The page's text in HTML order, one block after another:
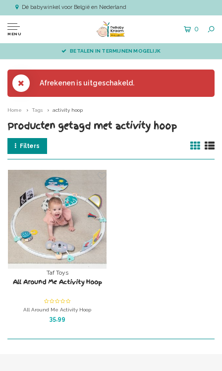
Dé babywinkel voor België en Nederland
MENU
0
BETALEN IN TERMIJNEN MOGELIJK
Afrekenen is uitgeschakeld.
Home Tags activity hoop
Producten getagd met activity hoop
Filters
Taf Toys
All Around Me Activity Hoop
All Around Me Activity Hoop
35,99